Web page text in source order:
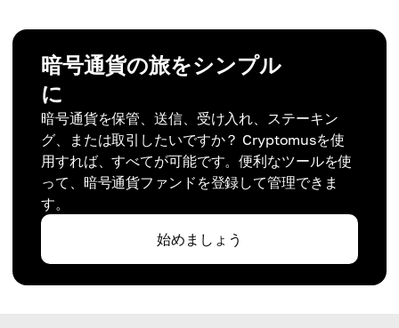
暗号通貨の旅をシンプル
に
暗号通貨を保管、送信、受け入れ、ステーキン
グ、または取引したいですか？ Cryptomusを使
用すれば、すべてが可能です。便利なツールを使
って、暗号通貨ファンドを登録して管理できま
す。
始めましょう